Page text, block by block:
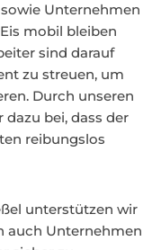
Unternehmen
mobil bleiben
sind darauf
zu streuen, um
Durch unseren
bei, dass der
reibungslos
unterstützen wir
auch Unternehmen